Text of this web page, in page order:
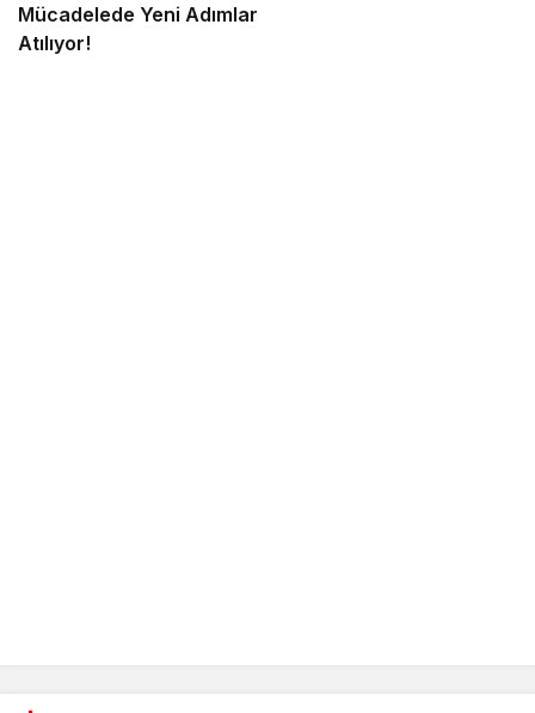
Mücadelede Yeni Adımlar
Atılıyor!